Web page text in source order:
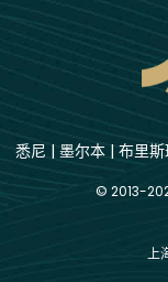
悉尼 | 墨尔本 | 布里
© 2013-
上